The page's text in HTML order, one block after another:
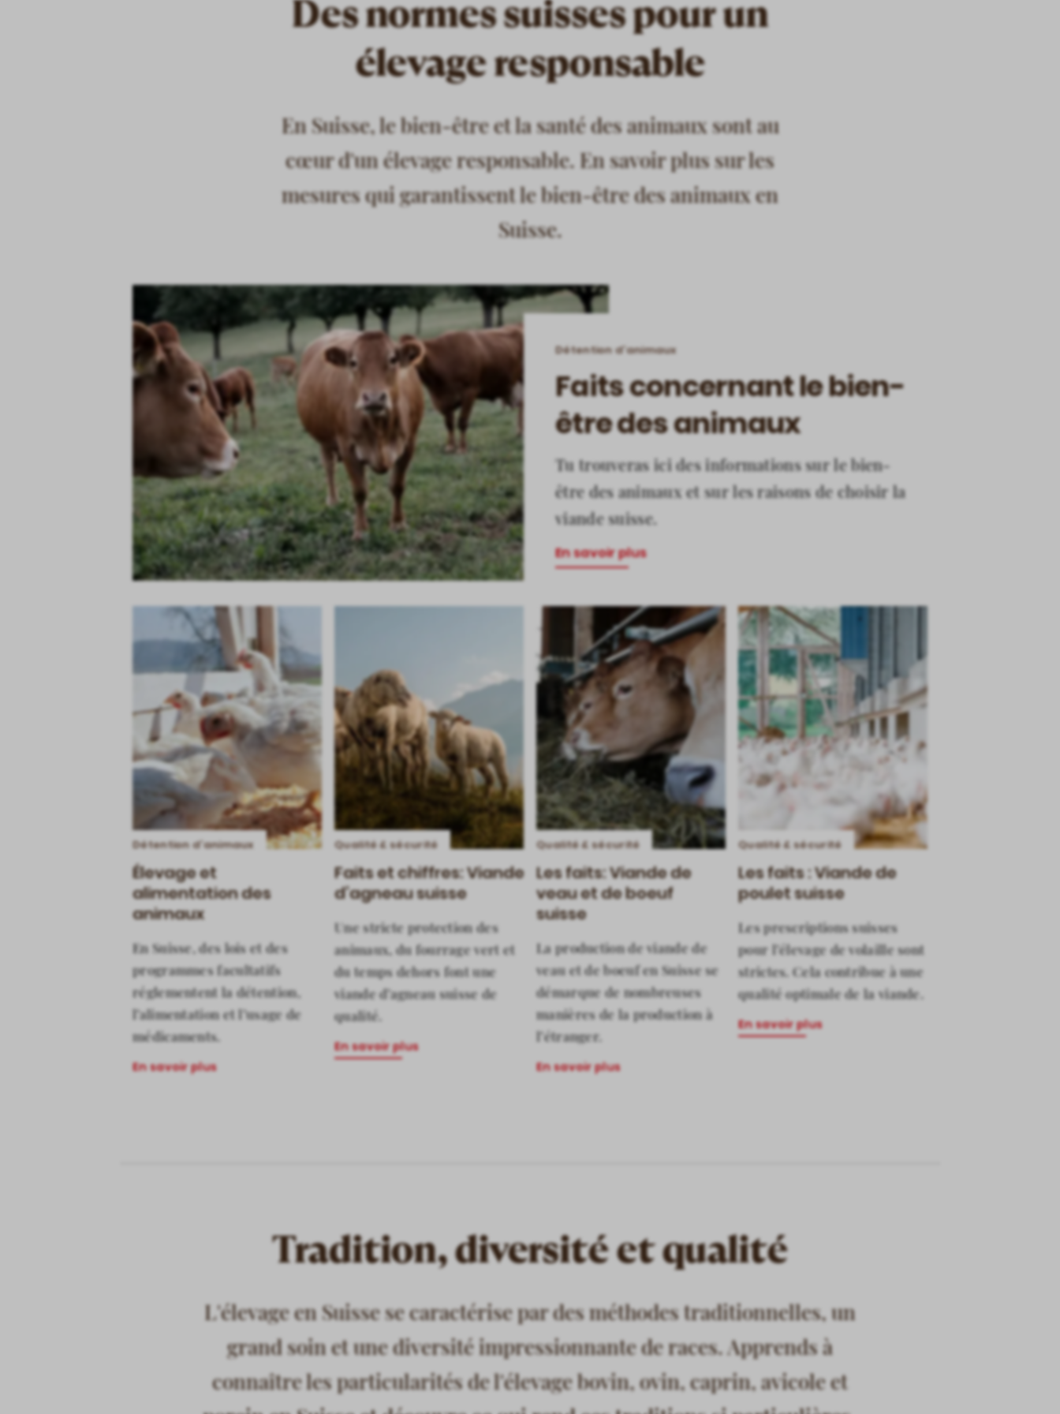
Des normes suisses pour un
élevage responsable
En Suisse, le bien-être et la santé des animaux sont au
cœur d'un élevage responsable. En savoir plus sur les
mesures qui garantissent le bien-être des animaux en
Suisse.
Détention d’animaux
Faits concernant le bien-
être des animaux
Tu trouveras ici des informations sur le bien-
être des animaux et sur les raisons de choisir la
viande suisse.
En savoir plus
Détention d’animaux
Élevage et
alimentation des
animaux
En Suisse, des lois et des
programmes facultatifs
réglementent la détention,
l’alimentation et l’usage de
médicaments.
En savoir plus
Qualité & sécurité
Faits et chiffres: Viande
d’agneau suisse
Une stricte protection des
animaux, du fourrage vert et
du temps dehors font une
viande d’agneau suisse de
qualité.
En savoir plus
Qualité & sécurité
Les faits: Viande de
veau et de boeuf
suisse
La production de viande de
veau et de boeuf en Suisse se
démarque de nombreuses
manières de la production à
l’étranger.
En savoir plus
Qualité & sécurité
Les faits : Viande de
poulet suisse
Les prescriptions suisses
pour l’élevage de volaille sont
strictes. Cela contribue à une
qualité optimale de la viande.
En savoir plus
Tradition, diversité et qualité
L'élevage en Suisse se caractérise par des méthodes traditionnelles, un
grand soin et une diversité impressionnante de races. Apprends à
connaître les particularités de l'élevage bovin, ovin, caprin, avicole et